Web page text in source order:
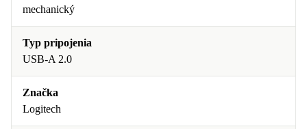
mechanický
Typ pripojenia
USB-A 2.0
Značka
Logitech